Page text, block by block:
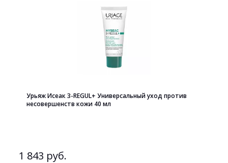
Урьяж Исеак 3-REGUL+ Универсальный уход против
несовершенств кожи 40 мл
1 843 руб.